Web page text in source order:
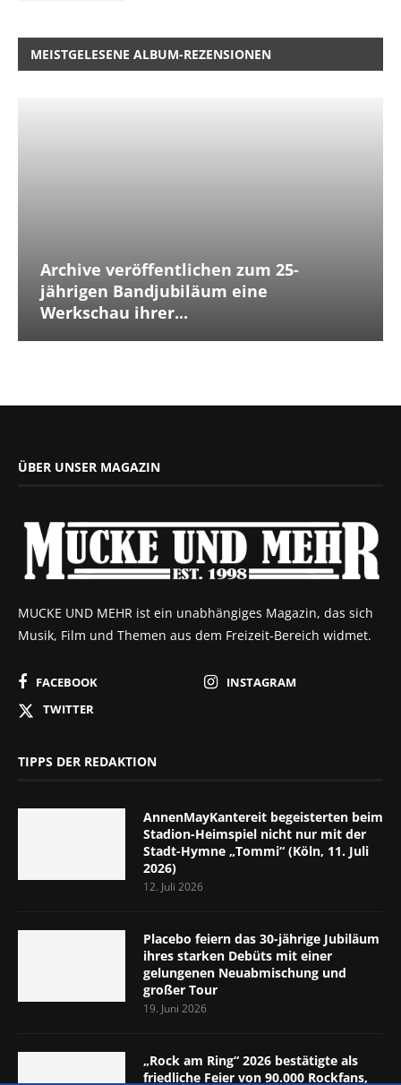
MEISTGELESENE ALBUM-REZENSIONEN
Archive veröffentlichen zum 25-
jährigen Bandjubiläum eine
Werkschau ihrer...
ÜBER UNSER MAGAZIN
MUCKE UND MEHR ist ein unabhängiges Magazin, das sich
Musik, Film und Themen aus dem Freizeit-Bereich widmet.
FACEBOOK
INSTAGRAM
TWITTER
TIPPS DER REDAKTION
AnnenMayKantereit begeisterten beim
Stadion-Heimspiel nicht nur mit der
Stadt-Hymne „Tommi“ (Köln, 11. Juli
2026)
12. Juli 2026
Placebo feiern das 30-jährige Jubiläum
ihres starken Debüts mit einer
gelungenen Neuabmischung und
großer Tour
19. Juni 2026
„Rock am Ring“ 2026 bestätigte als
friedliche Feier von 90.000 Rockfans,